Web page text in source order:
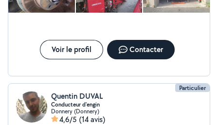
Voir le profil Contacter
Particulier
Quentin DUVAL
Conducteur d'engin
Donnery (Donnery)
4,6/5 (14 avis)